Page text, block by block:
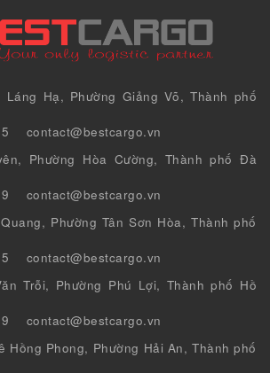
Hạ, Phường Giảng Võ, Thành phố
contact@bestcargo.vn
Phường Hòa Cường, Thành phố Đà
contact@bestcargo.vn
Phường Tân Sơn Hòa, Thành phố
contact@bestcargo.vn
Trỗi, Phường Phú Lợi, Thành phố Hồ
contact@bestcargo.vn
Hồng Phong, Phường Hải An, Thành phố